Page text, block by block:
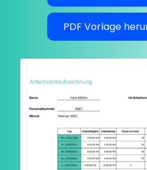
PDF Vorlage